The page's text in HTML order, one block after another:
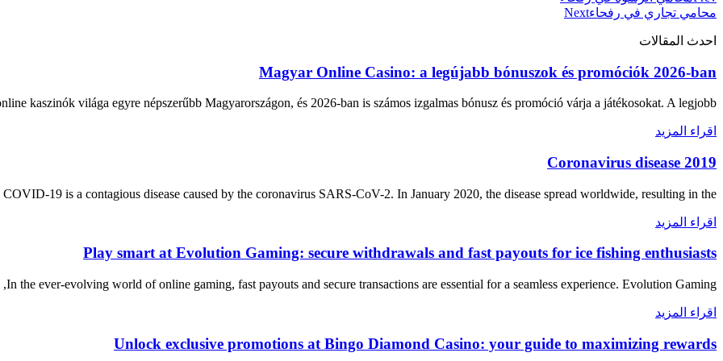
محامي تجاري في رفحاءNext
احدث المقالات
Magyar Online Casino: a legújabb bónuszok és promóciók 2026-ban
kaszinók világa egyre népszerűbb Magyarországon, és 2026-ban is számos izgalmas bónusz és promóció várja a játékosokat. A legjobb
اقراء المزيد
Coronavirus disease 2019
COVID-19 is a contagious disease caused by the coronavirus SARS-CoV-2. In January 2020, the disease spread worldwide, resulting in the
اقراء المزيد
Play smart at Evolution Gaming: secure withdrawals and fast payouts for ice fishing enthusiasts
In the ever-evolving world of online gaming, fast payouts and secure transactions are essential for a seamless experience. Evolution Gaming,
اقراء المزيد
Unlock exclusive promotions at Bingo Diamond Casino: your guide to maximizing rewards